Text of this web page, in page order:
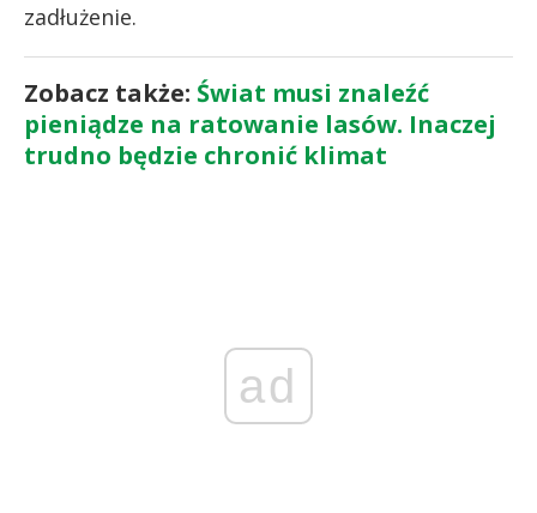
zadłużenie.
Zobacz także: Świat musi znaleźć
pieniądze na ratowanie lasów. Inaczej
trudno będzie chronić klimat
ad